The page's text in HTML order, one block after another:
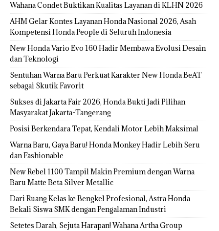
Wahana Condet Buktikan Kualitas Layanan di KLHN 2026
AHM Gelar Kontes Layanan Honda Nasional 2026, Asah
Kompetensi Honda People di Seluruh Indonesia
New Honda Vario Evo 160 Hadir Membawa Evolusi Desain
dan Teknologi
Sentuhan Warna Baru Perkuat Karakter New Honda BeAT
sebagai Skutik Favorit
Sukses di Jakarta Fair 2026, Honda Bukti Jadi Pilihan
Masyarakat Jakarta-Tangerang
Posisi Berkendara Tepat, Kendali Motor Lebih Maksimal
Warna Baru, Gaya Baru! Honda Monkey Hadir Lebih Seru
dan Fashionable
New Rebel 1100 Tampil Makin Premium dengan Warna
Baru Matte Beta Silver Metallic
Dari Ruang Kelas ke Bengkel Profesional, Astra Honda
Bekali Siswa SMK dengan Pengalaman Industri
Setetes Darah, Sejuta Harapan! Wahana Artha Group